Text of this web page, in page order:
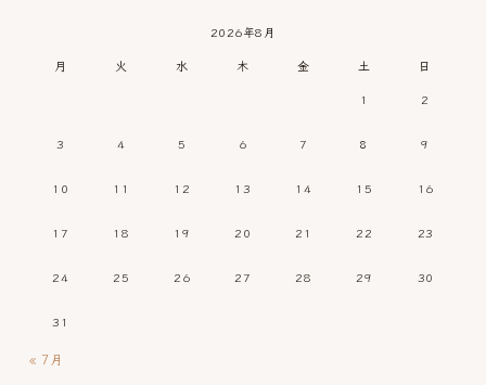
2026年8月
月
火 水 木 金 土
日
1
2
3 4 5 6 7 8 9
10 11 12 13 14 15 16
17 18 19 20 21 22 23
24 25 26 27 28 29 30
31
« 7月